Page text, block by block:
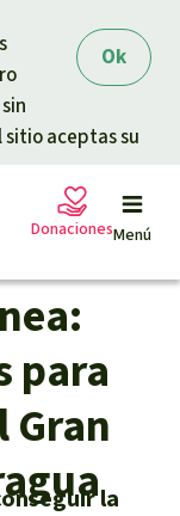
Ok
aceptas su
Menú
Donaciones
para
Gran
la